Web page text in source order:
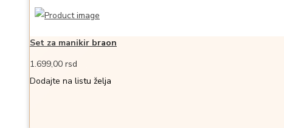
Set za manikir braon
1.699,00 rsd
Dodajte na listu želja